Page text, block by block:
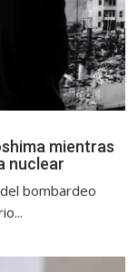
mientras
nuclear
bombardeo